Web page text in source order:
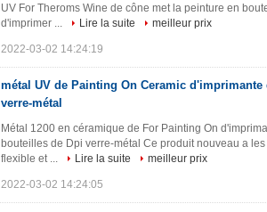
UV For Theroms Wine de cône met la peinture en
d'imprimer ...
Lire la suite meilleur prix
2022-03-02 14:24:19
métal UV de Painting On Ceramic d'imprimante
verre-métal
Métal 1200 en céramique de For Painting On
bouteilles de Dpi verre-métal Ce produit nouveau a
flexible et ...
Lire la suite meilleur prix
2022-03-02 14:24:05